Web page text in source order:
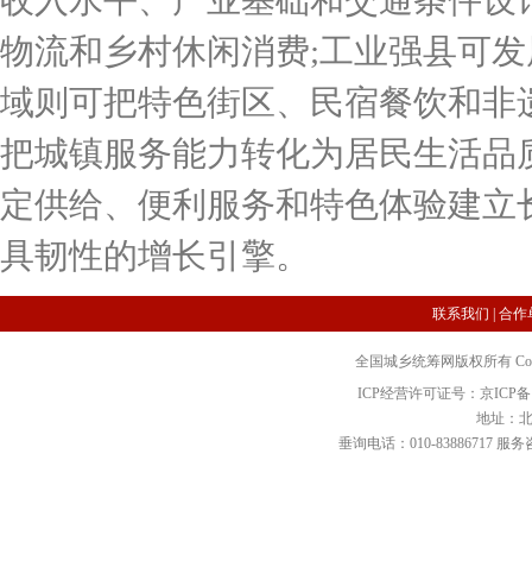
物流和乡村休闲消费;工业强县可
域则可把特色街区、民宿餐饮和
把城镇服务能力转化为居民生活
定供给、便利服务和特色体验建
具韧性的增长引擎。
联系我们 合作
全国城乡统筹网版权所有
ICP经营许可证号：京ICP备
地址：
垂询电话：010-83886717 服务